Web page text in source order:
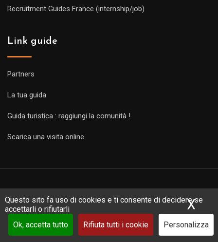
Questo sito fa uso di cookies e ti consente di decidere se
accettarli o rifiutarli
Ok, accetta tutto
Rifiuta tutti i cookie Personalizza
X
Recruitment Guides France (internship/job)
Link guide
Partners
La tua guida
Guida turistica : raggiungi la comunità !
Scarica una visita online
Copyright Guides 2021. Tous droits réservés.
Développement